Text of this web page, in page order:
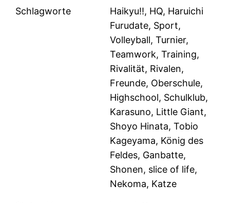
Schlagworte
Haikyu!!, HQ, Haruichi
Furudate, Sport,
Volleyball, Turnier,
Teamwork, Training,
Rivalität, Rivalen,
Freunde, Oberschule,
Highschool, Schulklub,
Karasuno, Little Giant,
Shoyo Hinata, Tobio
Kageyama, König des
Feldes, Ganbatte,
Shonen, slice of life,
Nekoma, Katze